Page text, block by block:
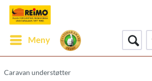
Meny
Caravan understøtter